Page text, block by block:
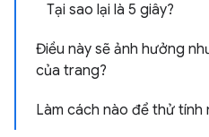
Tại sao lại là 5 giây?
Điều này sẽ ảnh hưởng
của trang?
Làm cách nào để thử tính